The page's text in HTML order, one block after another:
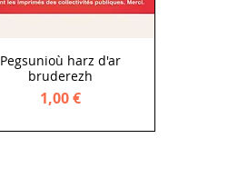
Pegsunioù harz d'ar
bruderezh
Price
1,00 €